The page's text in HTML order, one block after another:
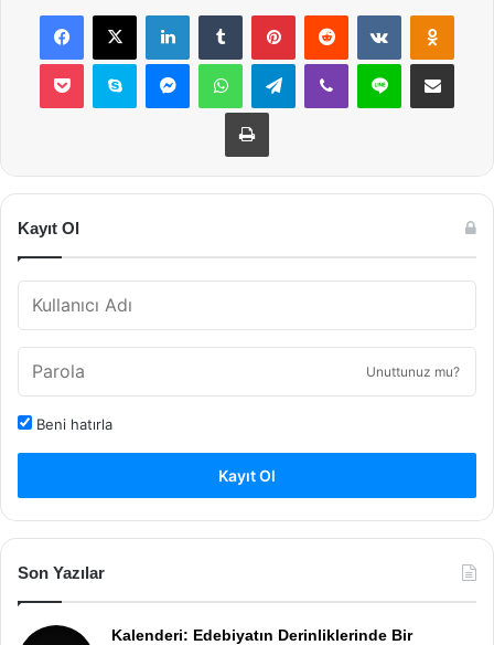
Facebook
X LinkedInTumblr PinterestReddit VKontakte
Pocket Skype MessengerWhatsAppTelegramViber Line E-Posta ile
Yazdır
Kayıt Ol
Unuttunuz mu?
Beni hatırla
Kayıt Ol
Son Yazılar
Kalenderi: Edebiyatın Derinliklerinde Bir